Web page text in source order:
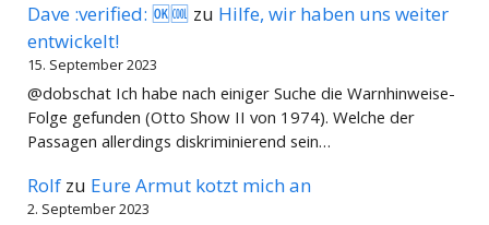
Dave :verified: 🆗🆒 zu Hilfe, wir haben uns weiter
entwickelt!
15. September 2023
@dobschat Ich habe nach einiger Suche die Warnhinweise-
Folge gefunden (Otto Show II von 1974). Welche der
Passagen allerdings diskriminierend sein…
Rolf zu Eure Armut kotzt mich an
2. September 2023